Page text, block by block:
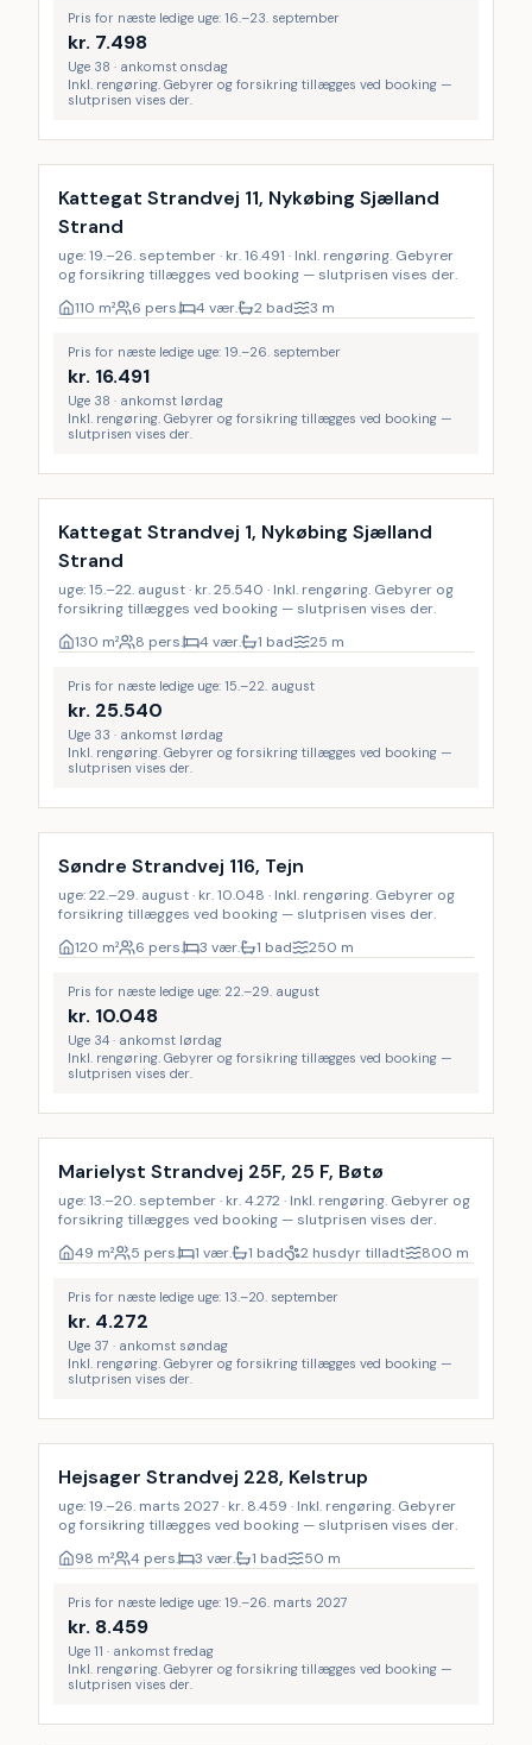
Pris for næste ledige uge: 16.–23. september
kr. 7.498
Uge 38 · ankomst onsdag
Inkl. rengøring. Gebyrer og forsikring tillægges ved booking —
slutprisen vises der.
Inkl. rengøring
Kattegat Strandvej 11, Nykøbing Sjælland
Strand
uge: 19.–26. september · kr. 16.491 · Inkl. rengøring. Gebyrer
og forsikring tillægges ved booking — slutprisen vises der.
110 m² 6 pers. 4 vær. 2 bad 3 m
Pris for næste ledige uge: 19.–26. september
kr. 16.491
Uge 38 · ankomst lørdag
Inkl. rengøring. Gebyrer og forsikring tillægges ved booking —
slutprisen vises der.
Inkl. rengøring
Kattegat Strandvej 1, Nykøbing Sjælland
Strand
uge: 15.–22. august · kr. 25.540 · Inkl. rengøring. Gebyrer og
forsikring tillægges ved booking — slutprisen vises der.
130 m² 8 pers. 4 vær. 1 bad 25 m
Pris for næste ledige uge: 15.–22. august
kr. 25.540
Uge 33 · ankomst lørdag
Inkl. rengøring. Gebyrer og forsikring tillægges ved booking —
slutprisen vises der.
Inkl. rengøring
Søndre Strandvej 116, Tejn
uge: 22.–29. august · kr. 10.048 · Inkl. rengøring. Gebyrer og
forsikring tillægges ved booking — slutprisen vises der.
120 m² 6 pers. 3 vær. 1 bad 250 m
Pris for næste ledige uge: 22.–29. august
kr. 10.048
Uge 34 · ankomst lørdag
Inkl. rengøring. Gebyrer og forsikring tillægges ved booking —
slutprisen vises der.
Inkl. rengøring
Marielyst Strandvej 25F, 25 F, Bøtø
uge: 13.–20. september · kr. 4.272 · Inkl. rengøring. Gebyrer og
forsikring tillægges ved booking — slutprisen vises der.
49 m² 5 pers. 1 vær. 1 bad 2 husdyr tilladt 800 m
Pris for næste ledige uge: 13.–20. september
kr. 4.272
Uge 37 · ankomst søndag
Inkl. rengøring. Gebyrer og forsikring tillægges ved booking —
slutprisen vises der.
Inkl. rengøring
Hejsager Strandvej 228, Kelstrup
uge: 19.–26. marts 2027 · kr. 8.459 · Inkl. rengøring. Gebyrer
og forsikring tillægges ved booking — slutprisen vises der.
98 m² 4 pers. 3 vær. 1 bad 50 m
Pris for næste ledige uge: 19.–26. marts 2027
kr. 8.459
Uge 11 · ankomst fredag
Inkl. rengøring. Gebyrer og forsikring tillægges ved booking —
slutprisen vises der.
Inkl. rengøring